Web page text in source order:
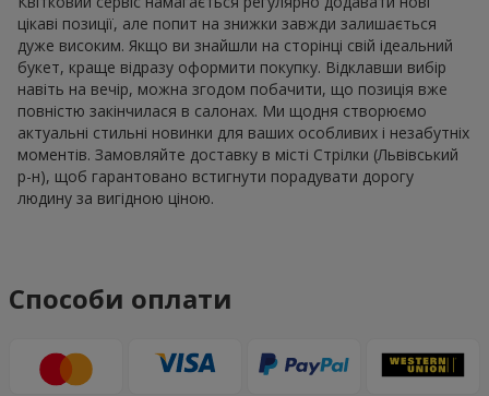
цікаві позиції, але попит на знижки завжди залишається
дуже високим. Якщо ви знайшли на сторінці свій ідеальний
букет, краще відразу оформити покупку. Відклавши вибір
навіть на вечір, можна згодом побачити, що позиція вже
повністю закінчилася в салонах. Ми щодня створюємо
актуальні стильні новинки для ваших особливих і незабутніх
моментів. Замовляйте доставку в місті Стрілки (Львівський
р-н), щоб гарантовано встигнути порадувати дорогу
людину за вигідною ціною.
Способи оплати